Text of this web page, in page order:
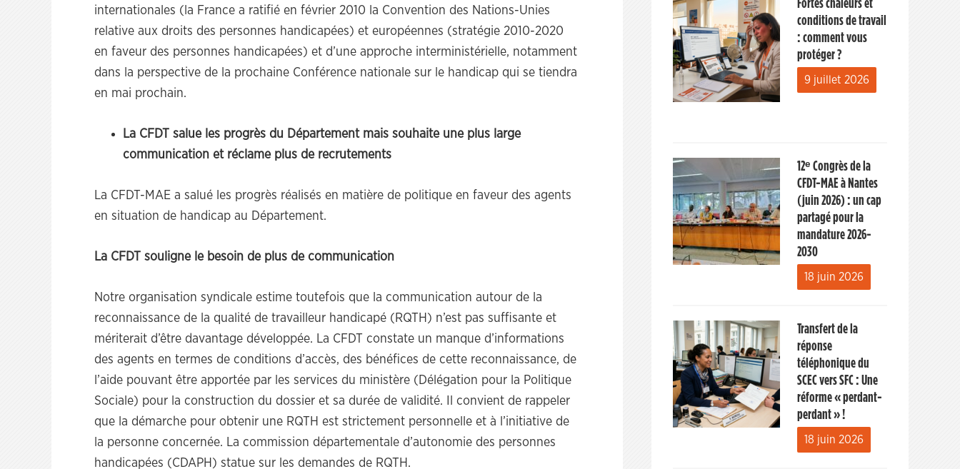
internationales (la France a ratifié en février 2010 la Convention des Nations-Unies
relative aux droits des personnes handicapées) et européennes (stratégie 2010-2020
en faveur des personnes handicapées) et d’une approche interministérielle, notamment
dans la perspective de la prochaine Conférence nationale sur le handicap qui se tiendra
en mai prochain.
La CFDT salue les progrès du Département mais souhaite une plus large
communication et réclame plus de recrutements
La CFDT-MAE a salué les progrès réalisés en matière de politique en faveur des agents
en situation de handicap au Département.
La CFDT souligne le besoin de plus de communication
Notre organisation syndicale estime toutefois que la communication autour de la
reconnaissance de la qualité de travailleur handicapé (RQTH) n’est pas suffisante et
mériterait d’être davantage développée. La CFDT constate un manque d’informations
des agents en termes de conditions d’accès, des bénéfices de cette reconnaissance, de
l’aide pouvant être apportée par les services du ministère (Délégation pour la Politique
Sociale) pour la construction du dossier et sa durée de validité. Il convient de rappeler
que la démarche pour obtenir une RQTH est strictement personnelle et à l’initiative de
la personne concernée. La commission départementale d’autonomie des personnes
handicapées (CDAPH) statue sur les demandes de RQTH.
Fortes chaleurs et
conditions de travail
: comment vous
protéger ?
9 juillet 2026
12ᵉ Congrès de la
CFDT-MAE à Nantes
(juin 2026) : un cap
partagé pour la
mandature 2026-
2030
18 juin 2026
Transfert de la
réponse
téléphonique du
SCEC vers SFC : Une
réforme « perdant-
perdant » !
18 juin 2026